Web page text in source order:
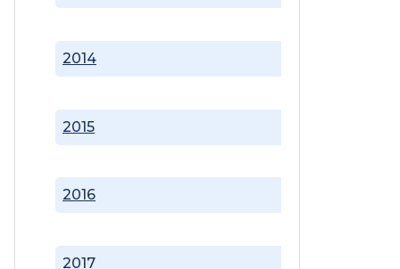
2014
2015
2016
2017